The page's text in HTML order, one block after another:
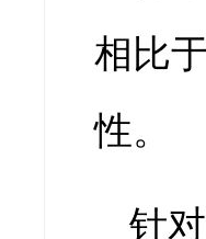
相比
性。
针